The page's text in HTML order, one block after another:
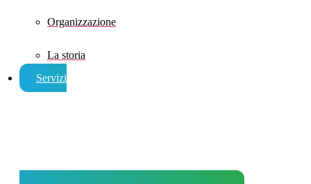
Organizzazione
La storia
Servizi